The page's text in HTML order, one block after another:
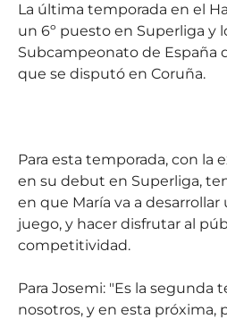
La última temporada en el
un 6º puesto en Superliga y
Subcampeonato de España
que se disputó en Coruña.
Para esta temporada, con la
en su debut en Superliga,
en que María va a
juego, y hacer disfrutar al
competitividad.
Para Josemi: "Es la segunda
nosotros, y en esta próxima,